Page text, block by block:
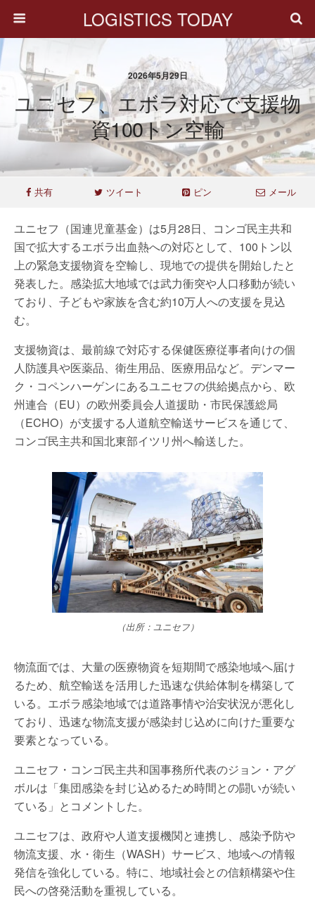
LOGISTICS TODAY
2026年5月29日
ユニセフ、エボラ対応で支援物
資100トン空輸
共有 ツイート ピン メール
ユニセフ（国連児童基金）は5月28日、コンゴ民主共和
国で拡大するエボラ出血熱への対応として、100トン以
上の緊急支援物資を空輸し、現地での提供を開始したと
発表した。感染拡大地域では武力衝突や人口移動が続い
ており、子どもや家族を含む約10万人への支援を見込
む。
支援物資は、最前線で対応する保健医療従事者向けの個
人防護具や医薬品、衛生用品、医療用品など。デンマー
ク・コペンハーゲンにあるユニセフの供給拠点から、欧
州連合（EU）の欧州委員会人道援助・市民保護総局
（ECHO）が支援する人道航空輸送サービスを通じて、
コンゴ民主共和国北東部イツリ州へ輸送した。
（出所：ユニセフ）
物流面では、大量の医療物資を短期間で感染地域へ届け
るため、航空輸送を活用した迅速な供給体制を構築して
いる。エボラ感染地域では道路事情や治安状況が悪化し
ており、迅速な物流支援が感染封じ込めに向けた重要な
要素となっている。
ユニセフ・コンゴ民主共和国事務所代表のジョン・アグ
ボルは「集団感染を封じ込めるため時間との闘いが続い
ている」とコメントした。
ユニセフは、政府や人道支援機関と連携し、感染予防や
物流支援、水・衛生（WASH）サービス、地域への情報
発信を強化している。特に、地域社会との信頼構築や住
民への啓発活動を重視している。